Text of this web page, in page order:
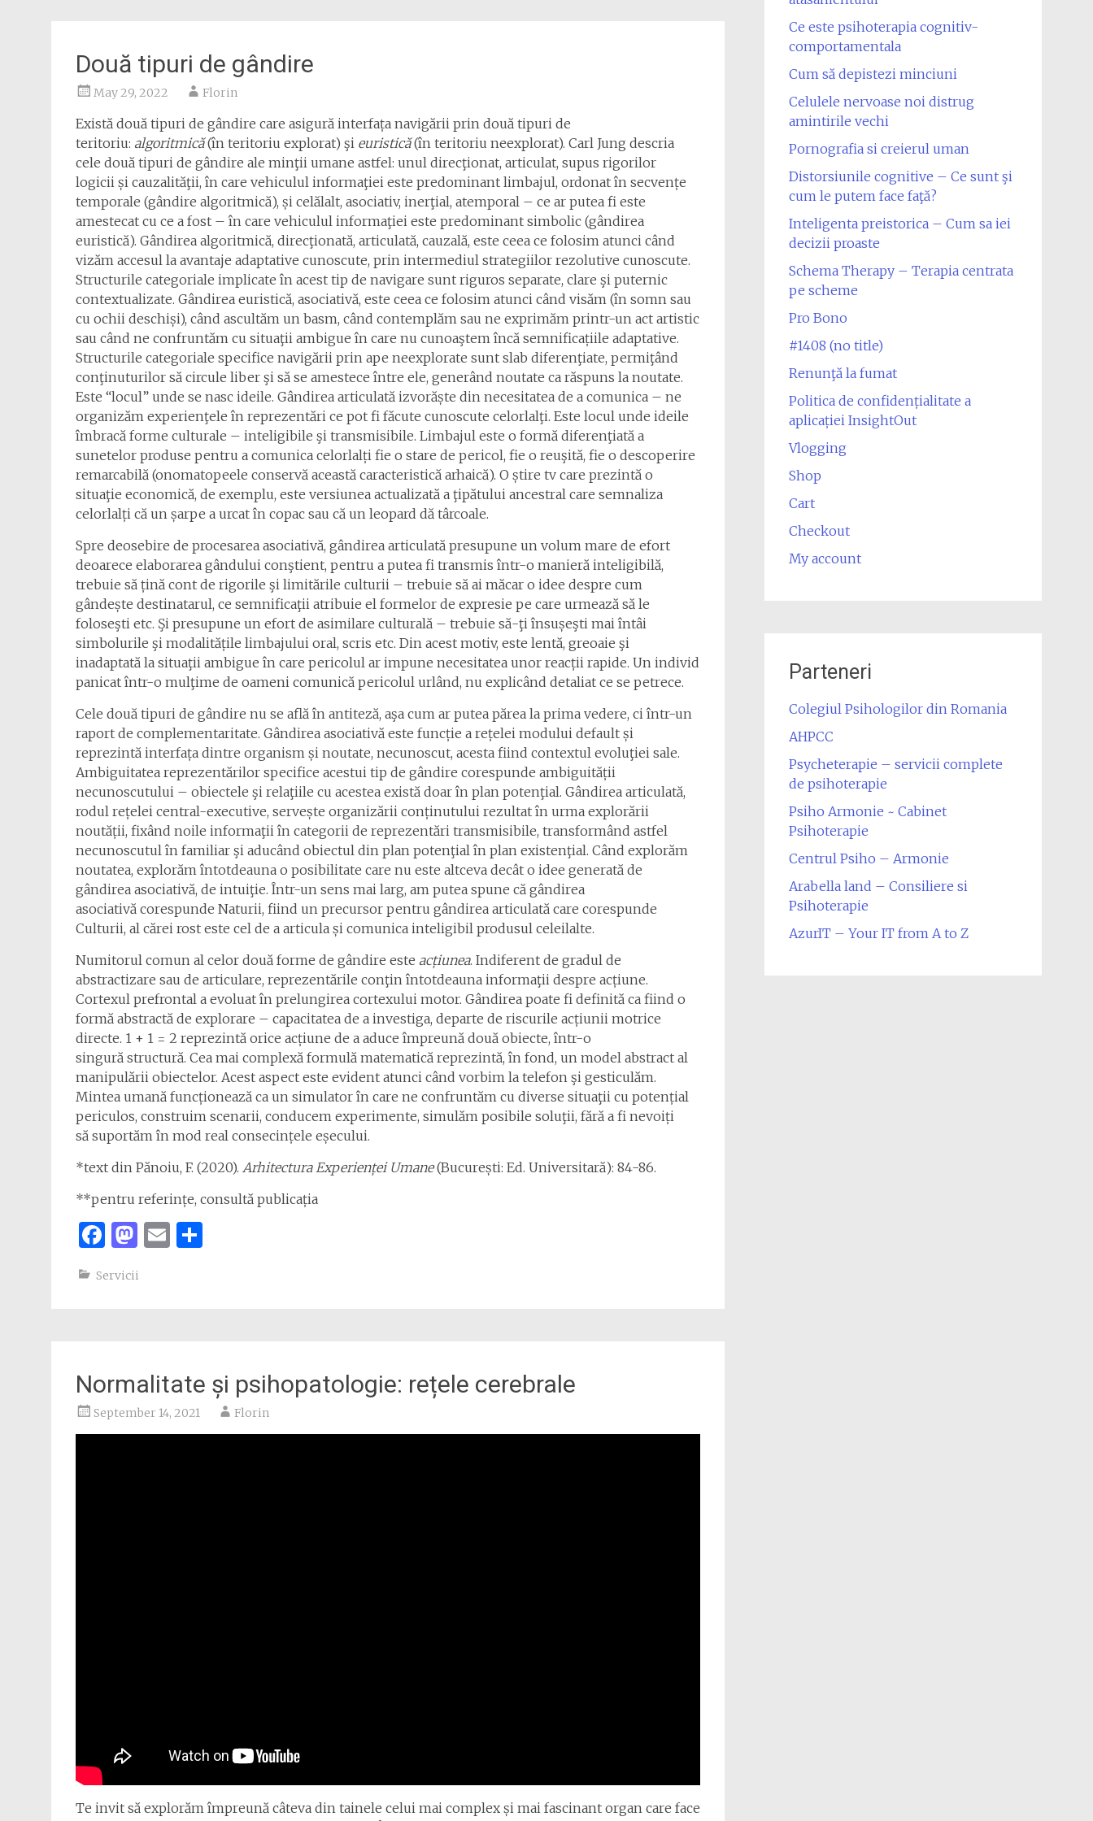
Două tipuri de gândire
May 29, 2022 Florin
Există două tipuri de gândire care asigură interfața navigării prin două tipuri de
teritoriu: algoritmică(în teritoriu explorat) şi euristică(în teritoriu neexplorat). Carl Jung descria
cele două tipuri de gândire ale minţii umane astfel: unul direcţionat, articulat, supus rigorilor
logicii și cauzalităţii, în care vehiculul informaţiei este predominant limbajul, ordonat în secvențe
temporale (gândire algoritmică), și celălalt, asociativ, inerţial, atemporal – ce ar putea fi este
amestecat cu ce a fost – în care vehiculul informaţiei este predominant simbolic (gândirea
euristică). Gândirea algoritmică, direcţionată, articulată, cauzală, este ceea ce folosim atunci când
vizăm accesul la avantaje adaptative cunoscute, prin intermediul strategiilor rezolutive cunoscute.
Structurile categoriale implicate în acest tip de navigare sunt riguros separate, clare şi puternic
contextualizate. Gândirea euristică, asociativă, este ceea ce folosim atunci când visăm (în somn sau
cu ochii deschiși), când ascultăm un basm, când contemplăm sau ne exprimăm printr-un act artistic
sau când ne confruntăm cu situaţii ambigue în care nu cunoaştem încă semnificațiile adaptative.
Structurile categoriale specifice navigării prin ape neexplorate sunt slab diferenţiate, permiţând
conţinuturilor să circule liber şi să se amestece între ele, generând noutate ca răspuns la noutate.
Este “locul” unde se nasc ideile. Gândirea articulată izvorăște din necesitatea de a comunica – ne
organizăm experienţele în reprezentări ce pot fi făcute cunoscute celorlalţi. Este locul unde ideile
îmbracă forme culturale – inteligibile şi transmisibile. Limbajul este o formă diferenţiată a
sunetelor produse pentru a comunica celorlalți fie o stare de pericol, fie o reuşită, fie o descoperire
remarcabilă (onomatopeele conservă această caracteristică arhaică). O știre tv care prezintă o
situaţie economică, de exemplu, este versiunea actualizată a ţipătului ancestral care semnaliza
celorlalți că un șarpe a urcat în copac sau că un leopard dă târcoale.
Spre deosebire de procesarea asociativă, gândirea articulată presupune un volum mare de efort
deoarece elaborarea gândului conştient, pentru a putea fi transmis într-o manieră inteligibilă,
trebuie să țină cont de rigorile şi limitările culturii – trebuie să ai măcar o idee despre cum
gândește destinatarul, ce semnificaţii atribuie el formelor de expresie pe care urmează să le
foloseşti etc. Şi presupune un efort de asimilare culturală – trebuie să-ţi însușeşti mai întâi
simbolurile şi modalitățile limbajului oral, scris etc. Din acest motiv, este lentă, greoaie şi
inadaptată la situaţii ambigue în care pericolul ar impune necesitatea unor reacții rapide. Un individ
panicat într-o mulţime de oameni comunică pericolul urlând, nu explicând detaliat ce se petrece.
Cele două tipuri de gândire nu se află în antiteză, aşa cum ar putea părea la prima vedere, ci într-un
raport de complementaritate. Gândirea asociativă este funcție a rețelei modului default și
reprezintă interfața dintre organism și noutate, necunoscut, acesta fiind contextul evoluţiei sale.
Ambiguitatea reprezentărilor specifice acestui tip de gândire corespunde ambiguității
necunoscutului – obiectele şi relaţiile cu acestea există doar în plan potenţial. Gândirea articulată,
rodul rețelei central-executive, servește organizării conținutului rezultat în urma explorării
noutății, fixând noile informaţii în categorii de reprezentări transmisibile, transformând astfel
necunoscutul în familiar şi aducând obiectul din plan potenţial în plan existenţial. Când explorăm
noutatea, explorăm întotdeauna o posibilitate care nu este altceva decât o idee generată de
gândirea asociativă, de intuiţie. Într-un sens mai larg, am putea spune că gândirea
asociativă corespunde Naturii, fiind un precursor pentru gândirea articulată care corespunde
Culturii, al cărei rost este cel de a articula și comunica inteligibil produsul celeilalte.
Numitorul comun al celor două forme de gândire este acțiunea. Indiferent de gradul de
abstractizare sau de articulare, reprezentările conţin întotdeauna informaţii despre acțiune.
Cortexul prefrontal a evoluat în prelungirea cortexului motor. Gândirea poate fi definită ca fiind o
formă abstractă de explorare – capacitatea de a investiga, departe de riscurile acțiunii motrice
directe. 1 + 1 = 2 reprezintă orice acțiune de a aduce împreună două obiecte, într-o
singură structură. Cea mai complexă formulă matematică reprezintă, în fond, un model abstract al
manipulării obiectelor. Acest aspect este evident atunci când vorbim la telefon şi gesticulăm.
Mintea umană funcționează ca un simulator în care ne confruntăm cu diverse situaţii cu potențial
periculos, construim scenarii, conducem experimente, simulăm posibile soluţii, fără a fi nevoiți
să suportăm în mod real consecințele eșecului.
*text din Pănoiu, F. (2020). Arhitectura Experienței Umane(București: Ed. Universitară): 84-86.
**pentru referințe, consultă publicația
Facebook
Mastodon
Email
Servicii
Normalitate și psihopatologie: rețele cerebrale
September 14, 2021 Florin
Te invit să explorăm împreună câteva din tainele celui mai complex și mai fascinant organ care face
Ce este psihoterapia cognitiv-
comportamentala
Cum să depistezi minciuni
Celulele nervoase noi distrug
amintirile vechi
Pornografia si creierul uman
Distorsiunile cognitive – Ce sunt şi
cum le putem face faţă?
Inteligenta preistorica – Cum sa iei
decizii proaste
Schema Therapy – Terapia centrata
pe scheme
Pro Bono
#1408 (no title)
Renunţă la fumat
Politica de confidențialitate a
aplicației InsightOut
Vlogging
Shop
Cart
Checkout
My account
Parteneri
Colegiul Psihologilor din Romania
AHPCC
Psycheterapie – servicii complete
de psihoterapie
Psiho Armonie ~ Cabinet
Psihoterapie
Centrul Psiho – Armonie
Arabella land – Consiliere si
Psihoterapie
AzurIT – Your IT from A to Z